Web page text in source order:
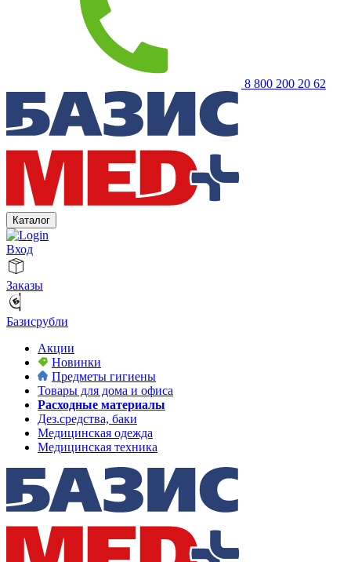
8 800 200 20 62
Каталог
Вход
Заказы
Базисрубли
Акции
Новинки
Предметы гигиены
Товары для дома и офиса
Расходные материалы
Дез.средства, баки
Медицинская одежда
Медицинская техника